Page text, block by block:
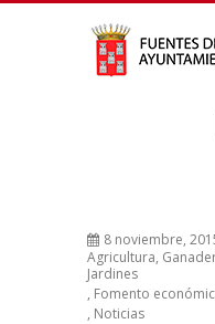
8 noviembre,
Agricultura,
Jardines
, Fomento
, Noticias